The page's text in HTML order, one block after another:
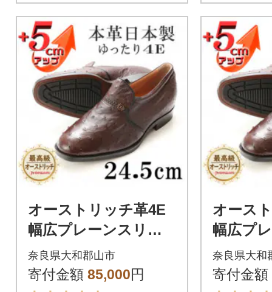
オーストリッチ革4E
幅広プレーンスリッ
ポン 5cmアップシュ
ーズ No.65 ブラウン
奈良県大和郡山市
寄付金額 85,000円
オース
幅広プ
ポン
ーズ
奈良県大和
寄付金額